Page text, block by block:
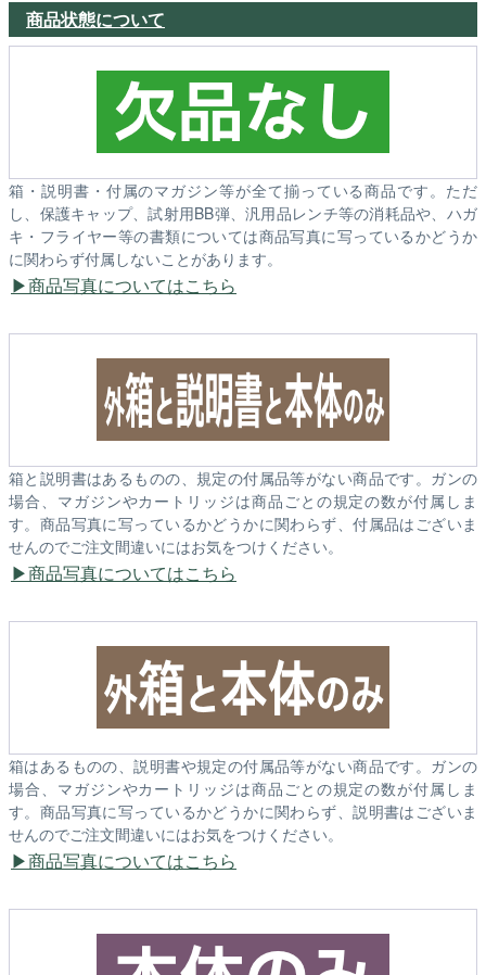
商品状態について
箱・説明書・付属のマガジン等が全て揃っている商品です。ただ
し、保護キャップ、試射用BB弾、汎用品レンチ等の消耗品や、ハガ
キ・フライヤー等の書類については商品写真に写っているかどうか
に関わらず付属しないことがあります。
商品写真についてはこちら
箱と説明書はあるものの、規定の付属品等がない商品です。ガンの
場合、マガジンやカートリッジは商品ごとの規定の数が付属しま
す。商品写真に写っているかどうかに関わらず、付属品はございま
せんのでご注文間違いにはお気をつけください。
商品写真についてはこちら
箱はあるものの、説明書や規定の付属品等がない商品です。ガンの
場合、マガジンやカートリッジは商品ごとの規定の数が付属しま
す。商品写真に写っているかどうかに関わらず、説明書はございま
せんのでご注文間違いにはお気をつけください。
商品写真についてはこちら